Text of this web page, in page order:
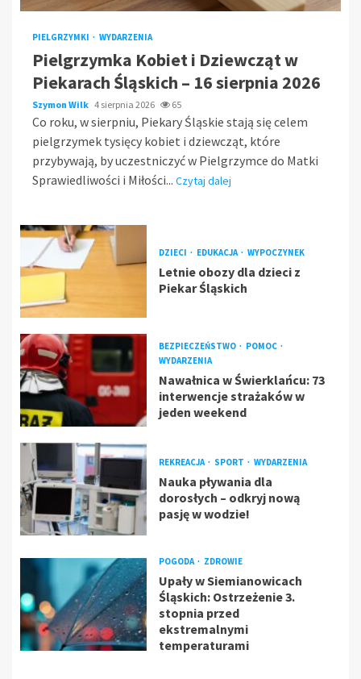
PIELGRZYMKI WYDARZENIA
Pielgrzymka Kobiet i Dziewcząt w
Piekarach Śląskich – 16 sierpnia 2026
Szymon Wilk 4 sierpnia 2026 65
Co roku, w sierpniu, Piekary Śląskie stają się celem
pielgrzymek tysięcy kobiet i dziewcząt, które
przybywają, by uczestniczyć w Pielgrzymce do Matki
Sprawiedliwości i Miłości... Czytaj dalej
DZIECI EDUKACJA WYPOCZYNEK
Letnie obozy dla dzieci z
Piekar Śląskich
BEZPIECZEŃSTWO
POMOC
WYDARZENIA
Nawałnica w Świerklańcu: 73
interwencje strażaków w
jeden weekend
REKREACJA SPORT WYDARZENIA
Nauka pływania dla
dorosłych – odkryj nową
pasję w wodzie!
POGODA ZDROWIE
Upały w Siemianowicach
Śląskich: Ostrzeżenie 3.
stopnia przed
ekstremalnymi
temperaturami